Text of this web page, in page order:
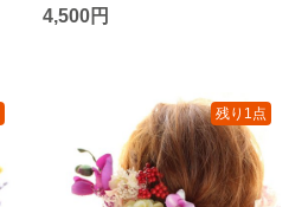
4,500円
残り1点